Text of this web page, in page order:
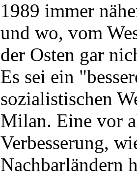
1989 immer
und wo, vom
der Osten gar
Es sei ein
sozialistischen
Milan. Eine vor
Verbesserung,
Nachbarländern